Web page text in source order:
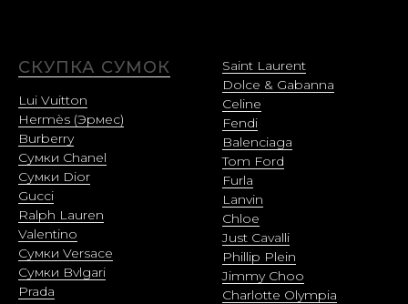
СКУПКА СУМОК
Lui Vuitton
Hermès (Эрмес)
Burberry
Сумки Chanel
Сумки Dior
Gucci
Ralph Lauren
Valentino
Сумки Versace
Сумки Bvlgari
Prada
Saint Laurent
Dolce & Gabanna
Celine
Fendi
Balenciaga
Tom Ford
Furla
Lanvin
Chloe
Just Cavalli
Phillip Plein
Jimmy Choo
Charlotte Olympia